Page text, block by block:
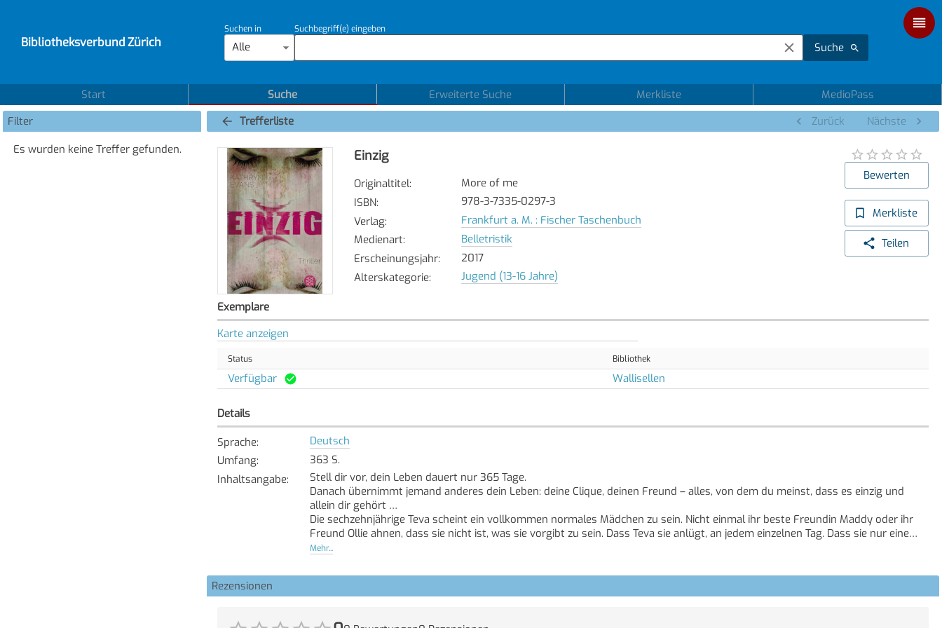
Bibliotheksverbund Zürich
Suchen in
Alle
Suchbegriff(e) eingeben
Suche
Start Suche Erweiterte Suche Merkliste
MedioPass
Filter
Es wurden keine Treffer gefunden.
Trefferliste Zurück Nächste
Einzig
Originaltitel:
More of me
ISBN:
978-3-7335-0297-3
Verlag:
Frankfurt a. M. : Fischer Taschenbuch
Medienart:
Belletristik
Erscheinungsjahr:
2017
Alterskategorie: Jugend (13-16 Jahre)
Bewerten
Merkliste
Teilen
Exemplare
Karte anzeigen
Status Bibliothek
Verfügbar Wallisellen
Details
Sprache:
Deutsch
Umfang:
363 S.
Inhaltsangabe:
Stell dir vor, dein Leben dauert nur 365 Tage.
Danach übernimmt jemand anderes dein Leben: deine Clique, deinen Freund – alles, von dem du meinst, dass es einzig und
allein dir gehört …
Die sechzehnjährige Teva scheint ein vollkommen normales Mädchen zu sein. Nicht einmal ihr beste Freundin Maddy oder ihr
Freund Ollie ahnen, dass sie nicht ist, was sie vorgibt zu sein. Dass Teva sie anlügt, an jedem einzelnen Tag. Dass sie nur eine
von vielen ist. Zu Hause warten ein Dutzend jüngere Versionen von ihr, für immer und ewig acht, neun oder zehn Jahre alt.
wolle …
Mehr...
Rezensionen